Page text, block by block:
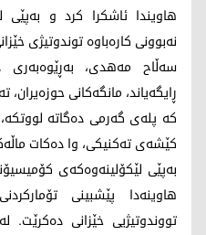
ھاویندا ئاشکرا كرد و
نەبوونی كارەباوە توندوتیژی خێزانی
سەڵاح مەهدی،
ڕایگەیاند، مانگەکانی
کە پلەی گەرمی دەگاتە
كێشەی تەكنیكی، وا دەکات
بەپێی لێكۆلینەوەكەی
ھاوینەدا پێشبینی
تووندوتیژیی خێزانی دەكرێت.